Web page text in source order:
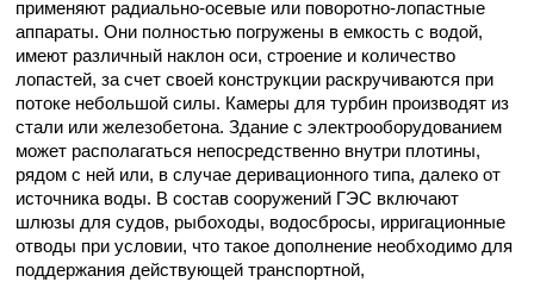
применяют радиально-осевые или поворотно-лопастные
аппараты. Они полностью погружены в емкость с водой,
имеют различный наклон оси, строение и количество
лопастей, за счет своей конструкции раскручиваются при
потоке небольшой силы. Камеры для турбин производят из
стали или железобетона. Здание с электрооборудованием
может располагаться непосредственно внутри плотины,
рядом с ней или, в случае деривационного типа, далеко от
источника воды. В состав сооружений ГЭС включают
шлюзы для судов, рыбоходы, водосбросы, ирригационные
отводы при условии, что такое дополнение необходимо для
поддержания действующей транспортной,